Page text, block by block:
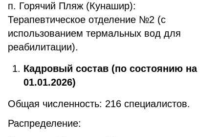
п. Горячий Пляж (Кунашир):
Терапевтическое отделение №2 (с
использованием термальных вод для
реабилитации).
Кадровый состав (по состоянию на
01.01.2026)
Общая численность: 216 специалистов.
Распределение: